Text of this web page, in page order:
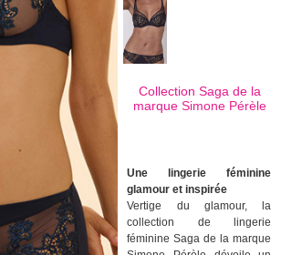
Collection Saga de la
marque Simone Pérèle
Une lingerie féminine
glamour et inspirée
Vertige du glamour, la
collection de lingerie
féminine Saga de la marque